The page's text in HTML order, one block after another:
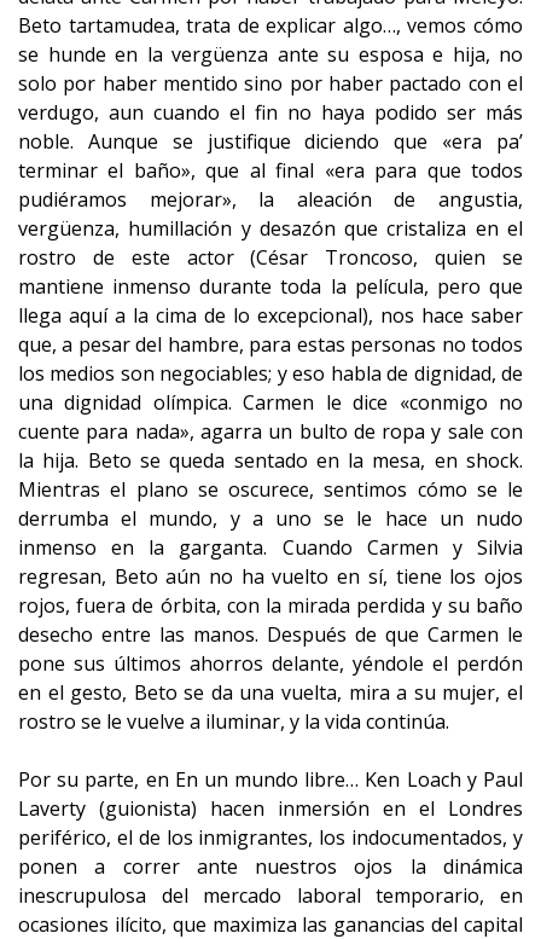
Beto tartamudea, trata de explicar algo…, vemos cómo
se hunde en la vergüenza ante su esposa e hija, no
solo por haber mentido sino por haber pactado con el
verdugo, aun cuando el fin no haya podido ser más
noble. Aunque se justifique diciendo que «era pa’
terminar el baño», que al final «era para que todos
pudiéramos mejorar», la aleación de angustia,
vergüenza, humillación y desazón que cristaliza en el
rostro de este actor (César Troncoso, quien se
mantiene inmenso durante toda la película, pero que
llega aquí a la cima de lo excepcional), nos hace saber
que, a pesar del hambre, para estas personas no todos
los medios son negociables; y eso habla de dignidad, de
una dignidad olímpica. Carmen le dice «conmigo no
cuente para nada», agarra un bulto de ropa y sale con
la hija. Beto se queda sentado en la mesa, en shock.
Mientras el plano se oscurece, sentimos cómo se le
derrumba el mundo, y a uno se le hace un nudo
inmenso en la garganta. Cuando Carmen y Silvia
regresan, Beto aún no ha vuelto en sí, tiene los ojos
rojos, fuera de órbita, con la mirada perdida y su baño
desecho entre las manos. Después de que Carmen le
pone sus últimos ahorros delante, yéndole el perdón
en el gesto, Beto se da una vuelta, mira a su mujer, el
rostro se le vuelve a iluminar, y la vida continúa.
Por su parte, en En un mundo libre… Ken Loach y Paul
Laverty (guionista) hacen inmersión en el Londres
periférico, el de los inmigrantes, los indocumentados, y
ponen a correr ante nuestros ojos la dinámica
inescrupulosa del mercado laboral temporario, en
ocasiones ilícito, que maximiza las ganancias del capital